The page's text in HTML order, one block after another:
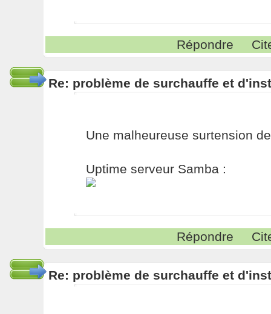
Répondre
Re: problème de surchauffe et
Une malheureuse surtension
Uptime serveur Samba :
Répondre
Re: problème de surchauffe et